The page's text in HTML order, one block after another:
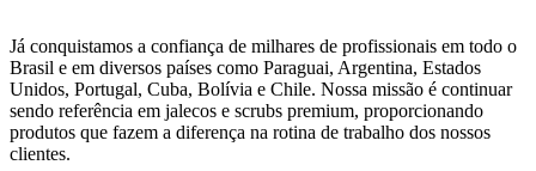
Já conquistamos a confiança de milhares de profissionais em todo o
Brasil e em diversos países como Paraguai, Argentina, Estados
Unidos, Portugal, Cuba, Bolívia e Chile. Nossa missão é continuar
sendo referência em jalecos e scrubs premium, proporcionando
produtos que fazem a diferença na rotina de trabalho dos nossos
clientes.